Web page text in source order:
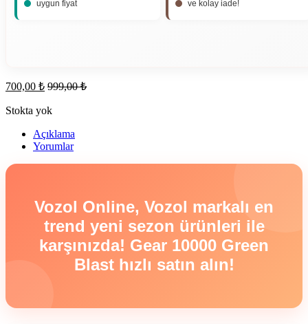
uygun fiyat ve kolay iade!
700,00 ₺ 999,00₺
Stokta yok
Açıklama
Yorumlar
Vozol Online, Vozol markalı en
trend yeni sezon ürünleri ile
karşınızda! Gear 10000 Green
Blast hızlı satın alın!